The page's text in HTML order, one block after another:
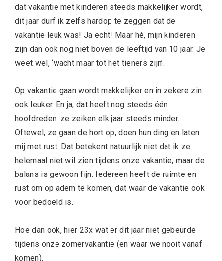
dat vakantie met kinderen steeds makkelijker wordt,
dit jaar durf ik zelfs hardop te zeggen dat de
vakantie leuk was! Ja echt! Maar hé, mijn kinderen
zijn dan ook nog niet boven de leeftijd van 10 jaar. Je
weet wel, ‘wacht maar tot het tieners zijn’.
Op vakantie gaan wordt makkelijker en in zekere zin
ook leuker. En ja, dat heeft nog steeds één
hoofdreden: ze zeiken elk jaar steeds minder.
Oftewel, ze gaan de hort op, doen hun ding en laten
mij met rust. Dat betekent natuurlijk niet dat ik ze
helemaal niet wil zien tijdens onze vakantie, maar de
balans is gewoon fijn. Iedereen heeft de ruimte en
rust om op adem te komen, dat waar de vakantie ook
voor bedoeld is.
Hoe dan ook, hier 23x wat er dit jaar niet gebeurde
tijdens onze zomervakantie (en waar we nooit vanaf
komen).